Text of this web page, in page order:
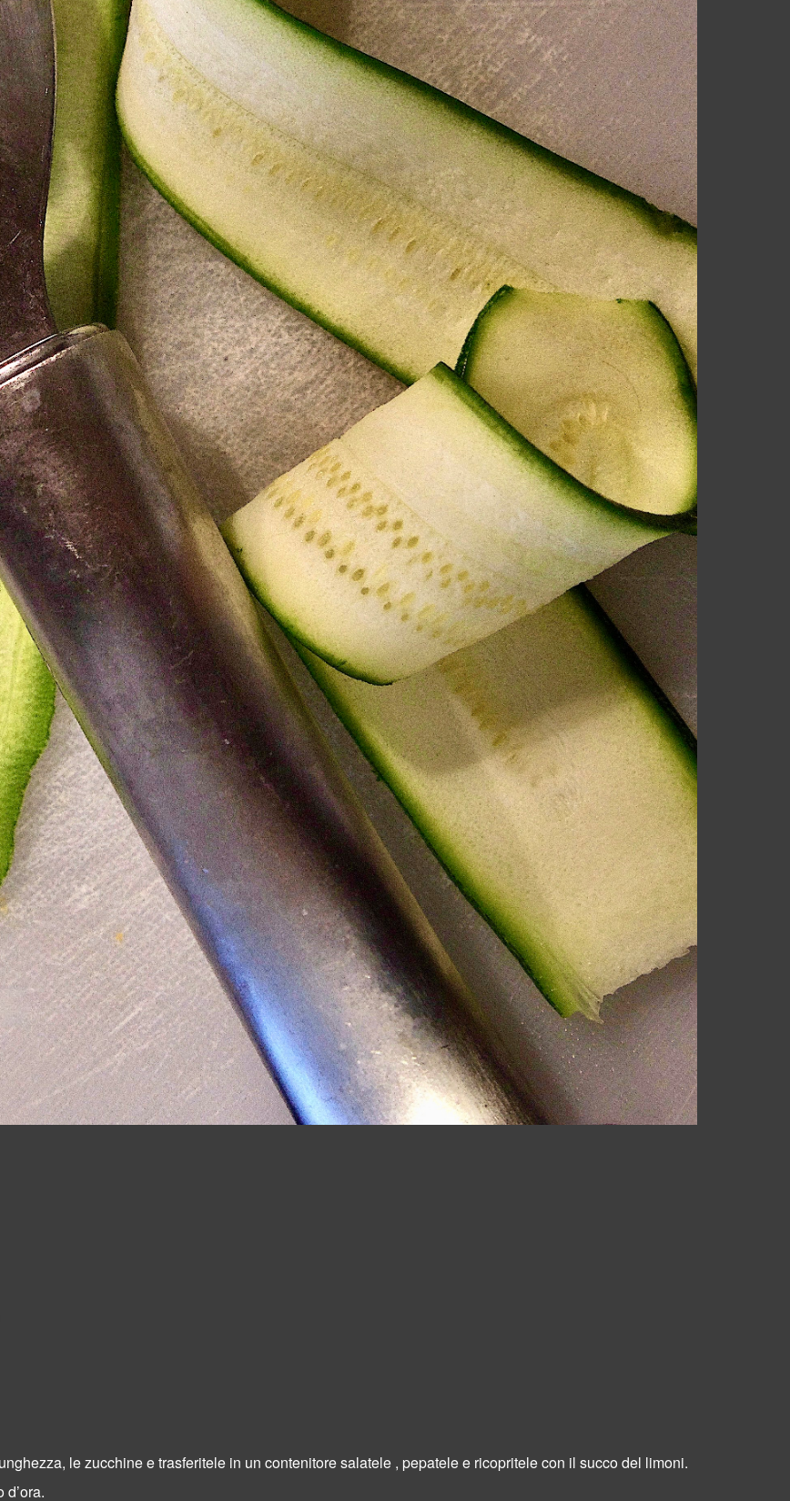
le zucchine e trasferitele in un contenitore salatele , pepatele e ricopritele con il succo del limoni.